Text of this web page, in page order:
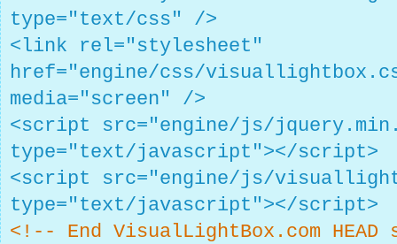
type="text/css" />
<link rel="stylesheet"
href="engine/css/
media="screen" />
<script src="engine/js/
type="text/javascript"></script>
<script src="engine/js/
type="text/javascript"></script>
<!-- End VisualLightBox.com